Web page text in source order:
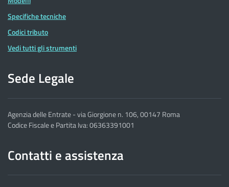
Specifiche tecniche
Codici tributo
Vedi tutti gli strumenti
Sede Legale
Agenzia delle Entrate - via Giorgione n. 106, 00147 Roma
Codice Fiscale e Partita Iva: 06363391001
Contatti e assistenza